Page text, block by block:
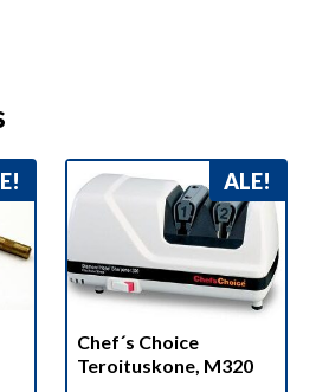
ALE!
Chef´s Choice
Teroituskone, M320